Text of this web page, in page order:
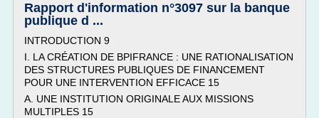
Rapport d'information n°3097 sur la banque
publique d ...
INTRODUCTION 9
I. LA CRÉATION DE BPIFRANCE : UNE RATIONALISATION
DES STRUCTURES PUBLIQUES DE FINANCEMENT
POUR UNE INTERVENTION EFFICACE 15
A. UNE INSTITUTION ORIGINALE AUX MISSIONS
MULTIPLES 15